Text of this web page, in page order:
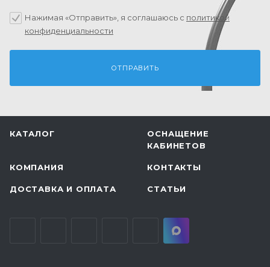
Нажимая «Отправить», я соглашаюсь c политикой
конфиденциальности
КАТАЛОГ
ОСНАЩЕНИЕ
КАБИНЕТОВ
КОМПАНИЯ КОНТАКТЫ
ДОСТАВКА И ОПЛАТА СТАТЬИ